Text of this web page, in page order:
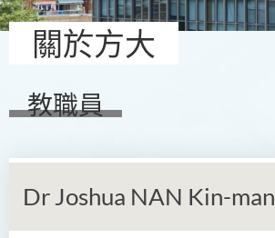
關於方大
教職員
Dr Joshua NAN Kin-man